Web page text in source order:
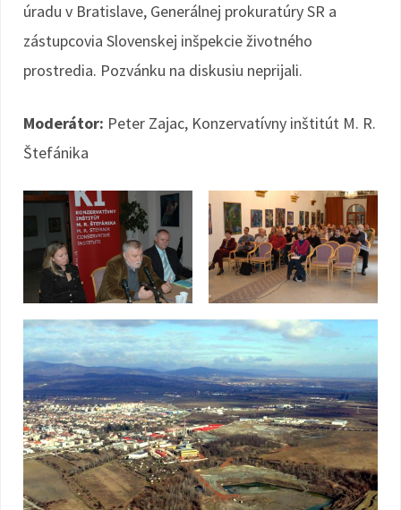
úradu v Bratislave, Generálnej prokuratúry SR a
zástupcovia Slovenskej inšpekcie životného
prostredia. Pozvánku na diskusiu neprijali.
Moderátor: Peter Zajac, Konzervatívny inštitút M. R.
Štefánika